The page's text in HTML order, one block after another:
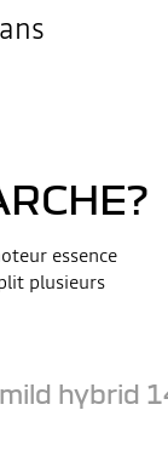
essence
plusieurs
mild hybrid